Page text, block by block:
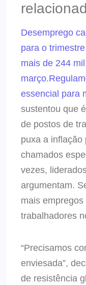
Desemprego
para o
mais de 244
março.
essencial para
sustentou que
de postos de
puxa a inflação
chamados
vezes,
argumentam.
mais
trabalhadores
“Precisamos
enviesada”,
de resistência